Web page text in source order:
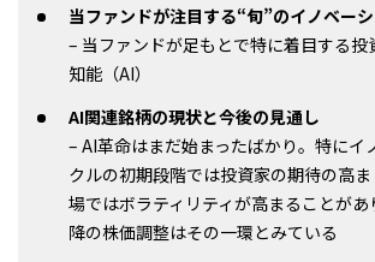
当ファンドが注目する“旬”のイノベー
– 当ファンドが足もとで特に着目する投
知能（AI）
AI関連銘柄の現状と今後の見通し
– AI革命はまだ始まったばかり。特にイ
クルの初期段階では投資家の期待の高
場ではボラティリティが高まることが
降の株価調整はその一環とみている